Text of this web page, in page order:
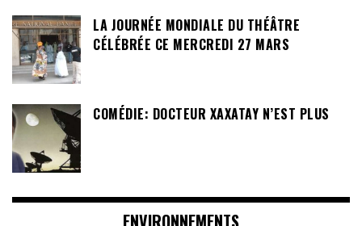
LA JOURNÉE MONDIALE DU THÉÂTRE
CÉLÉBRÉE CE MERCREDI 27 MARS
COMÉDIE: DOCTEUR XAXATAY N’EST PLUS